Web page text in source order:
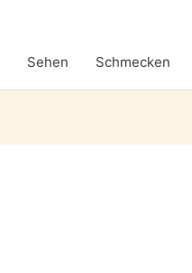
Sehen Schmecken